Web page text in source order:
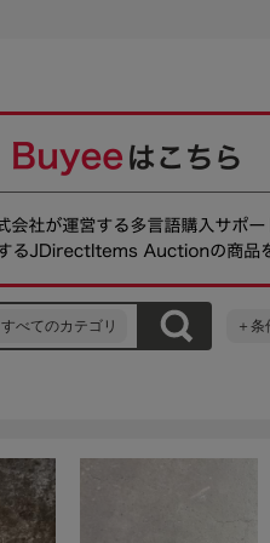
すべてのカテゴリ ＋条